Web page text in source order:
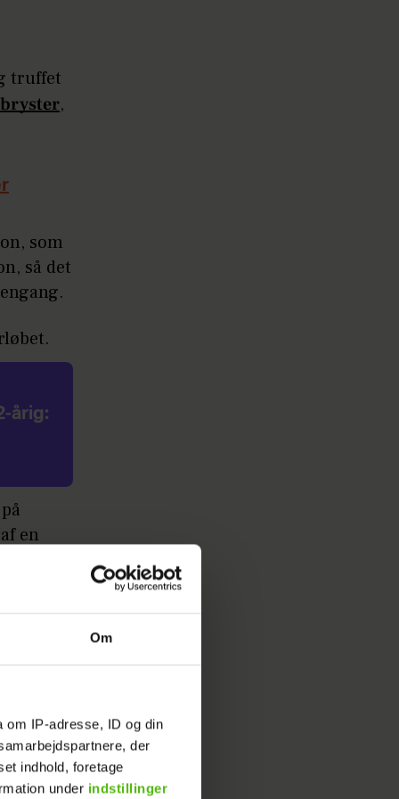
Om
IP-adresse, ID og din
der
indhold, foretage
under indstillinger
truffet
,
som
så det
årig:
en